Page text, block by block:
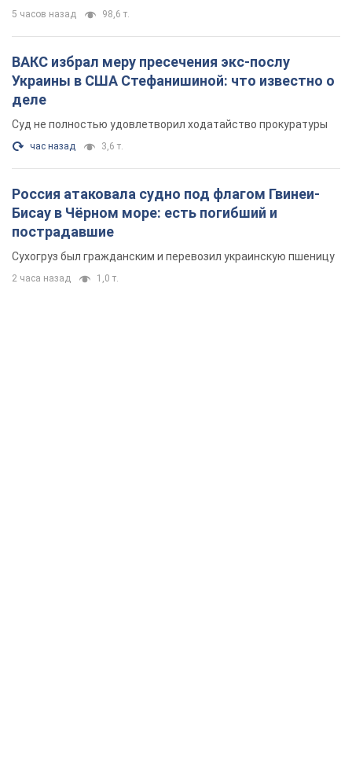
5 часов назад 98,6 т.
ВАКС избрал меру пресечения экс-послу
Украины в США Стефанишиной: что известно о
деле
Суд не полностью удовлетворил ходатайство прокуратуры
час назад 3,6 т.
Россия атаковала судно под флагом Гвинеи-
Бисау в Чёрном море: есть погибший и
пострадавшие
Сухогруз был гражданским и перевозил украинскую пшеницу
2 часа назад 1,0 т.